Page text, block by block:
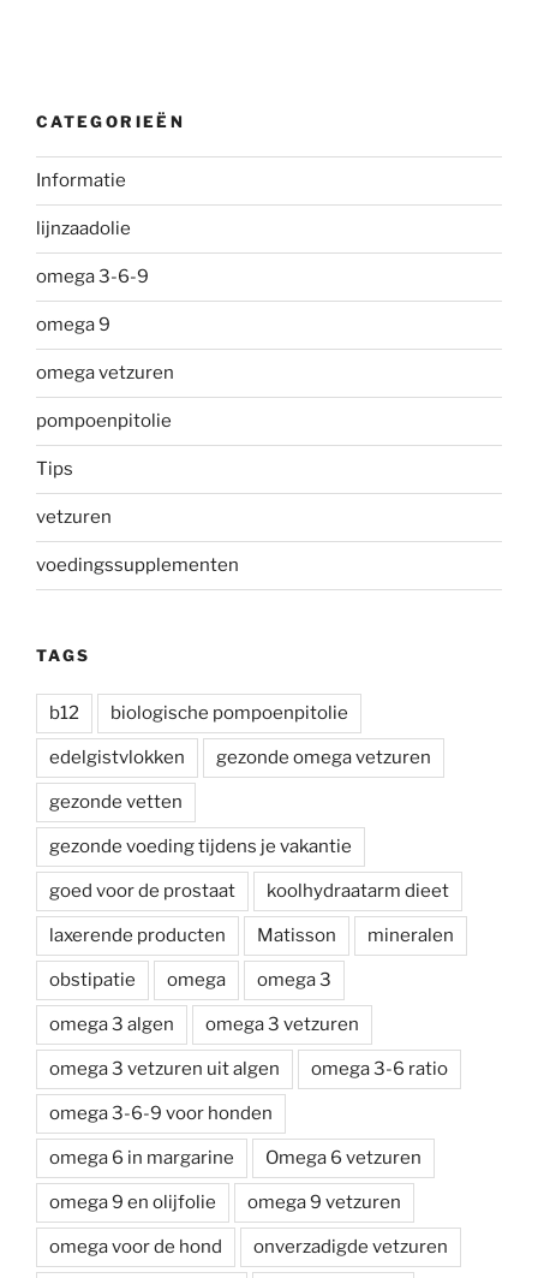
CATEGORIEËN
Informatie
lijnzaadolie
omega 3-6-9
omega 9
omega vetzuren
pompoenpitolie
Tips
vetzuren
voedingssupplementen
TAGS
b12 biologische pompoenpitolie
edelgistvlokken gezonde omega vetzuren
gezonde vetten
gezonde voeding tijdens je vakantie
goed voor de prostaat koolhydraatarm dieet
laxerende producten Matisson mineralen
obstipatie omega omega 3
omega 3 algen omega 3 vetzuren
omega 3 vetzuren uit algen omega 3-6 ratio
omega 3-6-9 voor honden
omega 6 in margarine Omega 6 vetzuren
omega 9 en olijfolie omega 9 vetzuren
omega voor de hond onverzadigde vetzuren